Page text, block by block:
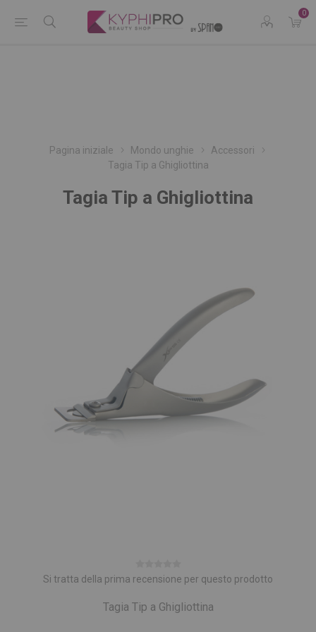
0
Pagina iniziale Mondo unghie
Accessori
Tagia Tip a Ghigliottina
Tagia Tip a Ghigliottina
Si tratta della prima recensione per questo prodotto
Tagia Tip a Ghigliottina